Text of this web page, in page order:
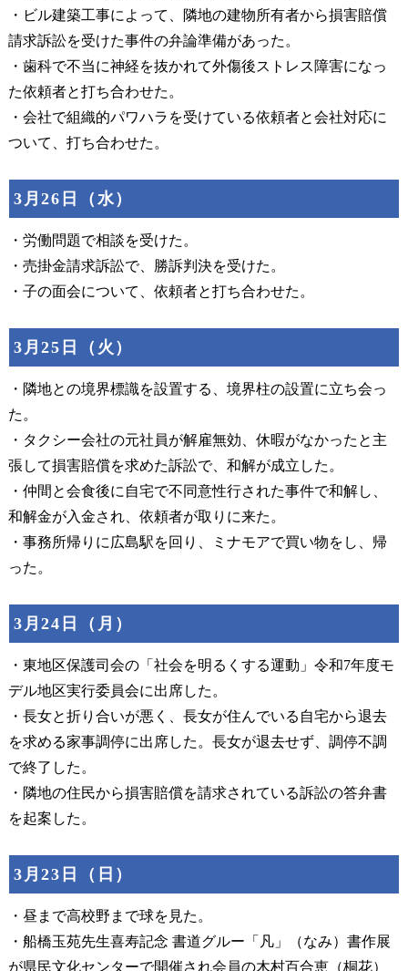
・ビル建築工事によって、隣地の建物所有者から損害賠償
請求訴訟を受けた事件の弁論準備があった。
・歯科で不当に神経を抜かれて外傷後ストレス障害になっ
た依頼者と打ち合わせた。
・会社で組織的パワハラを受けている依頼者と会社対応に
ついて、打ち合わせた。
3月26日（水）
・労働問題で相談を受けた。
・売掛金請求訴訟で、勝訴判決を受けた。
・子の面会について、依頼者と打ち合わせた。
3月25日（火）
・隣地との境界標識を設置する、境界柱の設置に立ち会っ
た。
・タクシー会社の元社員が解雇無効、休暇がなかったと主
張して損害賠償を求めた訴訟で、和解が成立した。
・仲間と会食後に自宅で不同意性行された事件で和解し、
和解金が入金され、依頼者が取りに来た。
・事務所帰りに広島駅を回り、ミナモアで買い物をし、帰
った。
3月24日（月）
・東地区保護司会の「社会を明るくする運動」令和7年度モ
デル地区実行委員会に出席した。
・長女と折り合いが悪く、長女が住んでいる自宅から退去
を求める家事調停に出席した。長女が退去せず、調停不調
で終了した。
・隣地の住民から損害賠償を請求されている訴訟の答弁書
を起案した。
3月23日（日）
・昼まで高校野まで球を見た。
・船橋玉苑先生喜寿記念 書道グルー「凡」（なみ）書作展
が県民文化センターで開催され会員の木村百合恵（桐花）